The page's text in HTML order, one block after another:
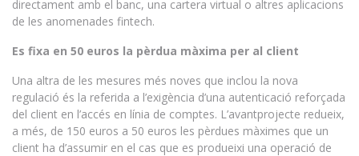
directament amb el banc, una cartera virtual o altres aplicacions
de les anomenades fintech.
Es fixa en 50 euros la pèrdua màxima per al client
Una altra de les mesures més noves que inclou la nova
regulació és la referida a l’exigència d’una autenticació reforçada
del client en l’accés en línia de comptes. L’avantprojecte redueix,
a més, de 150 euros a 50 euros les pèrdues màximes que un
client ha d’assumir en el cas que es produeixi una operació de